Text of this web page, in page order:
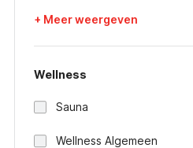
+ Meer weergeven
Wellness
Sauna
Wellness Algemeen